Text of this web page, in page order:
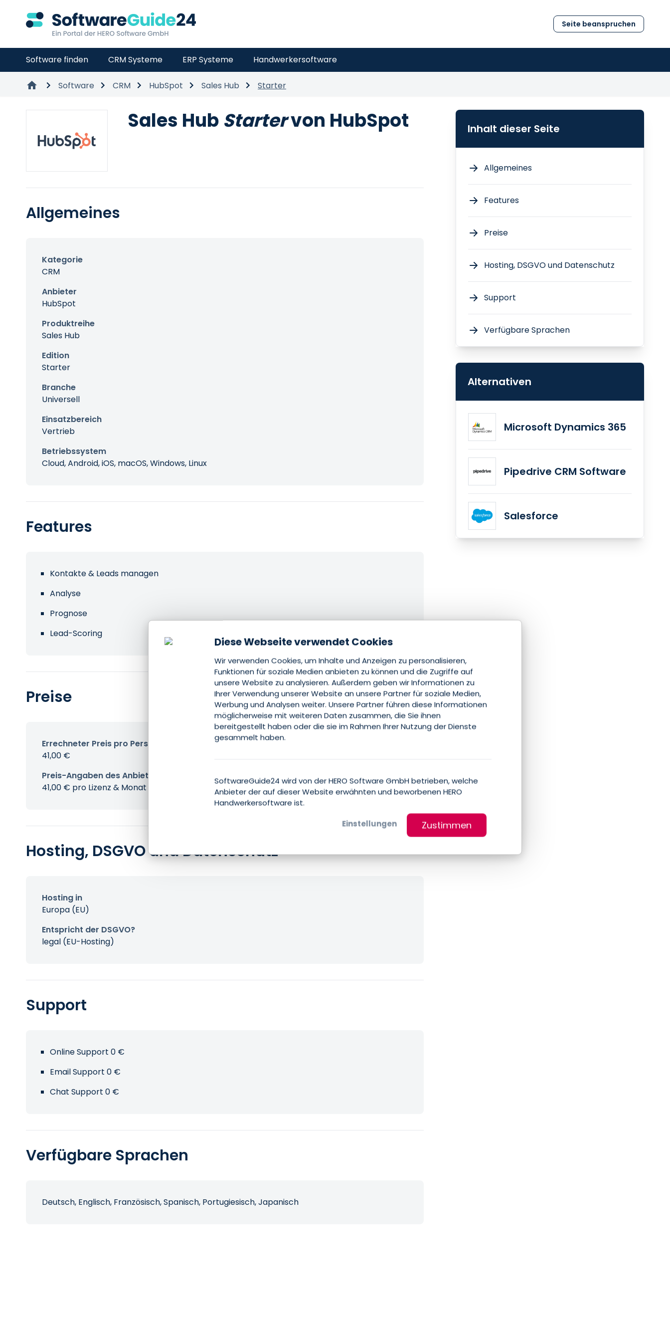
Diese Webseite verwendet Cookies
Wir verwenden Cookies, um Inhalte und Anzeigen zu personalisieren,
Funktionen für soziale Medien anbieten zu können und die Zugriffe auf
unsere Website zu analysieren. Außerdem geben wir Informationen zu
Ihrer Verwendung unserer Website an unsere Partner für soziale Medien,
Werbung und Analysen weiter. Unsere Partner führen diese Informationen
möglicherweise mit weiteren Daten zusammen, die Sie ihnen
bereitgestellt haben oder die sie im Rahmen Ihrer Nutzung der Dienste
gesammelt haben.
SoftwareGuide24 wird von der HERO Software GmbH betrieben, welche
Anbieter der auf dieser Website erwähnten und beworbenen HERO
Handwerkersoftware ist.
Einstellungen
Zustimmen
Seite beanspruchen
Software finden CRM Systeme ERP Systeme Handwerkersoftware
Software CRM HubSpot Sales Hub Starter
Sales Hub Startervon HubSpot
Allgemeines
Kategorie
CRM
Anbieter
HubSpot
Produktreihe
Sales Hub
Edition
Starter
Branche
Universell
Einsatzbereich
Vertrieb
Betriebssystem
Cloud, Android, iOS, macOS, Windows, Linux
Features
Kontakte & Leads managen
Analyse
Prognose
Lead-Scoring
Preise
Errechneter Preis pro Person & Monat
41,00 €
Preis-Angaben des Anbieters
41,00 € pro Lizenz & Monat
Hosting, DSGVO und Datenschutz
Hosting in
Europa (EU)
Entspricht der DSGVO?
legal (EU-Hosting)
Support
Online Support 0 €
Email Support 0 €
Chat Support 0 €
Verfügbare Sprachen
Deutsch, Englisch, Französisch, Spanisch, Portugiesisch, Japanisch
Inhalt dieser Seite
Allgemeines
Features
Preise
Hosting, DSGVO und Datenschutz
Support
Verfügbare Sprachen
Alternativen
Microsoft Dynamics 365
Pipedrive CRM Software
Salesforce